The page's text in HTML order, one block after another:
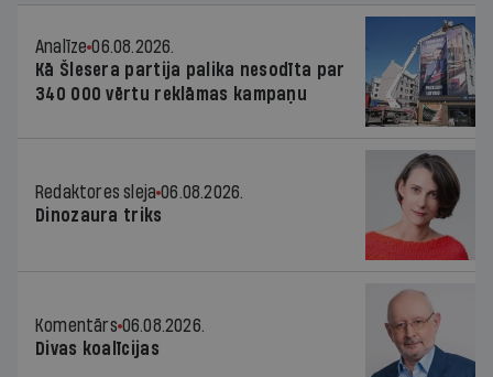
Analīze 06.08.2026.
Kā Šlesera partija palika nesodīta par
340 000 vērtu reklāmas kampaņu
Redaktores sleja 06.08.2026.
Dinozaura triks
Komentārs 06.08.2026.
Divas koalīcijas